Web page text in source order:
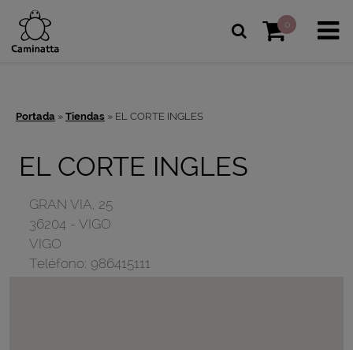
0
Portada » Tiendas » EL CORTE INGLES
EL CORTE INGLES
GRAN VIA, 25
36204 - VIGO
VIGO
Teléfono: 986415111